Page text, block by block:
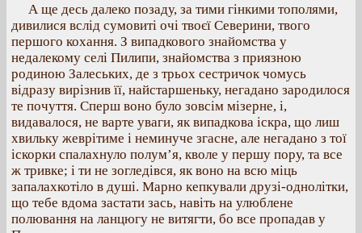
А ще десь далеко позаду, за тими гінкими тополями,
дивилися вслід сумовиті очі твоєї Северини, твого
першого кохання. З випадкового знайомства у
недалекому селі Пилипи, знайомства з приязною
родиною Залеських, де з трьох сестричок чомусь
відразу вирізнив її, найстаршеньку, негадано зародилося
те почуття. Сперш воно було зовсім мізерне, і,
видавалося, не варте уваги, як випадкова іскра, що лиш
хвильку жеврітиме і неминуче згасне, але негадано з тої
іскорки спалахнуло полум’я, кволе у першу пору, та все
ж тривке; і ти не зогледівся, як воно на всю міць
запалахкотіло в душі. Марно кепкували друзі-однолітки,
що тебе вдома застати зась, навіть на улюблене
полювання на ланцюгу не витягти, бо все пропадав у